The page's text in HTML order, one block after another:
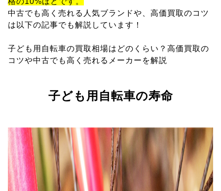
中古でも高く売れる人気ブランドや、高価買取のコツ
は以下の記事でも解説しています！
子ども用自転車の買取相場はどのくらい？高価買取の
コツや中古でも高く売れるメーカーを解説
子ども用自転車の寿命